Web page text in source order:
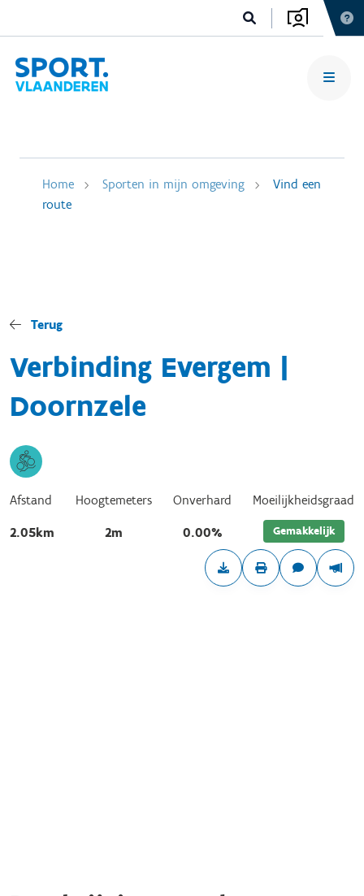
Home Sporten in mijn omgeving
Vind een
route
Terug
Verbinding Evergem |
Doornzele
Afstand
2.05km
Hoogtemeters
2m
Onverhard
0.00%
Moeilijkheidsgraad
Gemakkelijk